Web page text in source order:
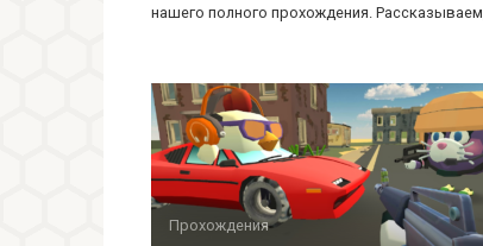
нашего полного прохождения. Рассказываем,
Прохождения